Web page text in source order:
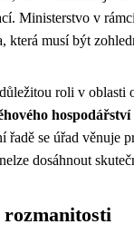
Ministerstvo v
která musí být
roli v oblasti
hospodářství
řadě se úřad
dosáhnout